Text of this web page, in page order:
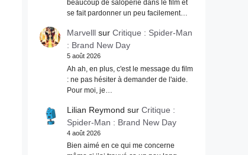
beaucoup de saloperie dans le film et
se fait pardonner un peu facilement…
Marvelllsur Critique : Spider-Man
: Brand New Day
5 août 2026
Ah ah, en plus, c'est le message du film
: ne pas hésiter à demander de l'aide.
Pour moi, je…
Lilian Reymond sur Critique :
Spider-Man : Brand New Day
4 août 2026
Bien aimé en ce qui me concerne